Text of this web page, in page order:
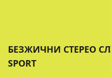
БЕЗЖИЧНИ СТЕРЕО
SPORT